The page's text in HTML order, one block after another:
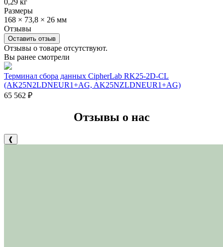
Размеры
168 × 73,8 × 26 мм
Отзывы
Оставить отзыв
Отзывы о товаре отсутствуют.
Вы ранее смотрели
Терминал сбора данных CipherLab RK25-2D-CL
(AK25N2LDNEUR1+AG, AK25NZLDNEUR1+AG)
65 562 ₽
Отзывы о нас
❰